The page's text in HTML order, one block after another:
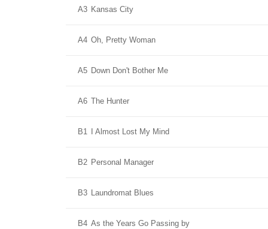
A3 Kansas City
A4 Oh, Pretty Woman
A5 Down Don't Bother Me
A6 The Hunter
B1 I Almost Lost My Mind
B2 Personal Manager
B3 Laundromat Blues
B4 As the Years Go Passing by